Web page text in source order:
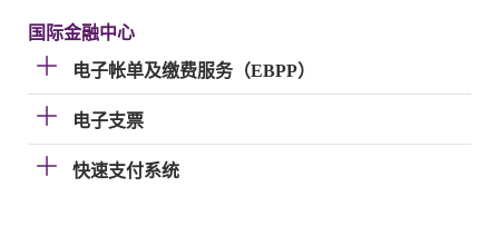
国际金融中心
电子帐单及缴费服务（EBPP）
电子支票
快速支付系统